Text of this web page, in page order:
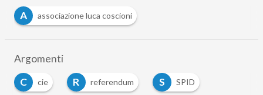
A
associazione luca coscioni
Argomenti
C
cie R referendum S
SPID